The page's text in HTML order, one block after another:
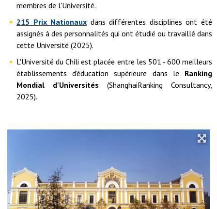
membres de l'Université.
215 Prix Nationaux dans différentes disciplines ont été
assignés à des personnalités qui ont étudié ou travaillé dans
cette Université (2025).
L'Université du Chili est placée entre les 501 - 600 meilleurs
établissements d'éducation supérieure dans le Ranking
Mondial d'Universités (ShanghaiRanking Consultancy,
2025).